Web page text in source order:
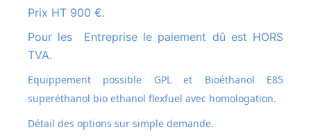
Prix HT 900 €.
Pour les Entreprise le paiement dû est HORS
TVA.
Equippement possible GPL et Bioéthanol E85
superéthanol bio ethanol flexfuel avec homologation.
Détail des options sur simple demande.